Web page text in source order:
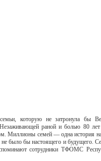
которую не затронула бы
раной и болью 80 лет
Миллионы семей — одна история
было бы настоящего и будущего.
сотрудники ТФОМС